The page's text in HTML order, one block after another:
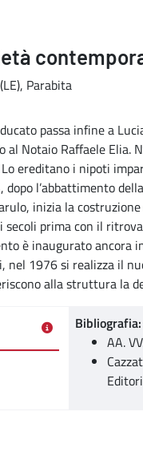
Parabita
passa infine a
al Notaio Raffaele
ereditano i nipoti
dopo l’abbattimento
inizia la
prima con il
è inaugurato ancora
nel 1976 si realizza il
alla struttura la
Bibliografia:
AA.